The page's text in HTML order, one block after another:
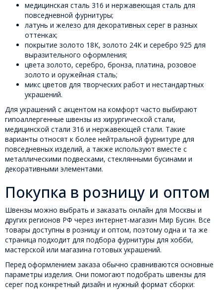
медицинская сталь 316 и нержавеющая сталь для
повседневной фурнитуры;
латунь и железо для декоративных серег в разных
оттенках;
покрытие золото 18К, золото 24К и серебро 925 для
выразительного оформления;
цвета золото, серебро, бронза, платина, розовое
золото и оружейная сталь;
микс цветов для творческих работ и нестандартных
украшений.
Для украшений с акцентом на комфорт часто выбирают
гипоаллергенные швензы из хирургической стали,
медицинской стали 316 и нержавеющей стали. Такие
варианты относят к более нейтральной фурнитуре для
повседневных изделий, а также используют вместе с
металлическими подвесками, стеклянными бусинами и
декоративными элементами.
Покупка в розницу и оптом
Швензы можно выбрать и заказать онлайн для Москвы и
других регионов РФ через интернет-магазин Мир Бусин. Все
товары доступны в розницу и оптом, поэтому одна и та же
страница подходит для подбора фурнитуры для хобби,
мастерской или магазина готовых украшений.
Перед оформлением заказа обычно сравниваются основные
параметры изделия. Они помогают подобрать швензы для
серег под конкретный дизайн и нужный формат сборки: